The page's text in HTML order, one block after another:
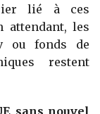
lié à ces
attendant, les
ou fonds de
restent